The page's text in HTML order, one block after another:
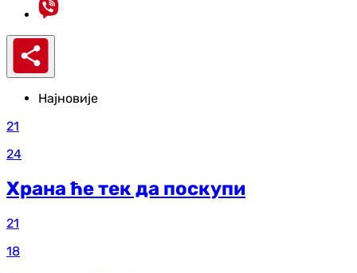
Најновије
21
24
Храна ће тек да поскупи
21
18